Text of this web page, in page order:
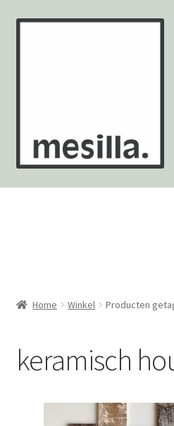
Ga
Ga
Wandtegels
Mozaïekvellen
Contact
Home Winkel Producten
keramisch